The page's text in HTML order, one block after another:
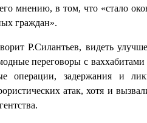
мнению, в том, что «стало
граждан».
Р.Силантьев, видеть
переговоры с
операции, задержания и
атак, хотя и